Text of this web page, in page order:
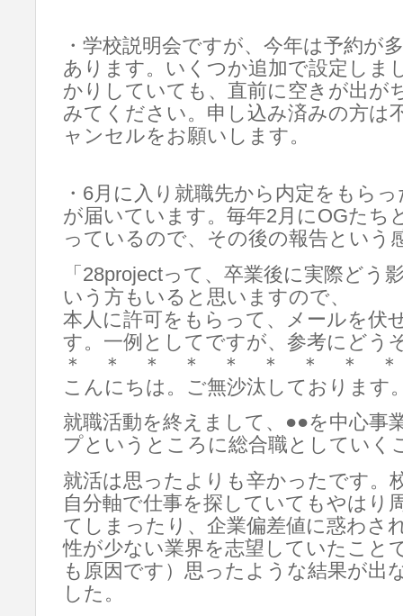
・学校説明会ですが、今年は予約が
あります。いくつか追加で設定しま
かりしていても、直前に空きが出が
みてください。申し込み済みの方は
ャンセルをお願いします。
・6月に入り就職先から内定をもら
が届いています。毎年2月にOGたち
っているので、その後の報告という
「28projectって、卒業後に実際どう
いう方もいると思いますので、
本人に許可をもらって、メールを伏
す。一例としてですが、参考にどう
＊ ＊ ＊ ＊ ＊ ＊ ＊ ＊
こんにちは。ご無沙汰しております
就職活動を終えまして、●●を中心事
プというところに総合職としていく
就活は思ったよりも辛かったです。
自分軸で仕事を探していてもやはり
てしまったり、企業偏差値に惑わ
性が少ない業界を志望していたこと
も原因です）思ったような結果が出
した。